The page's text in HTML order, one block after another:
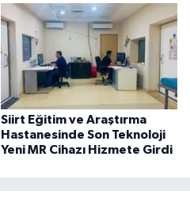
Siirt Eğitim ve Araştırma
Hastanesinde Son Teknoloji
Yeni MR Cihazı Hizmete Girdi